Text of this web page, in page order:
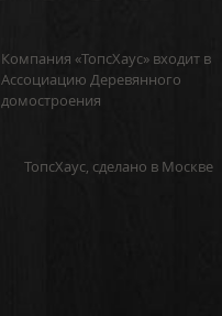
Компания «ТопсХаус» входит в
Ассоциацию Деревянного
домостроения
ТопсХаус, сделано в Москве